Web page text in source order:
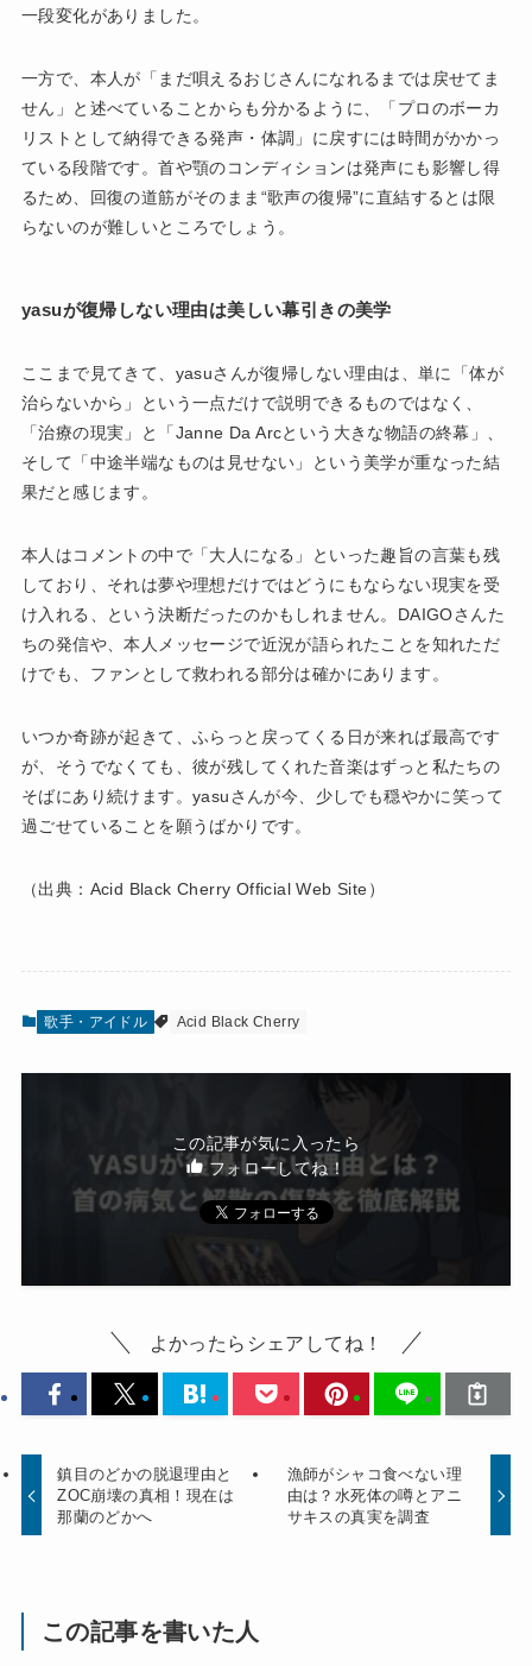
一段変化がありました。
一方で、本人が「まだ唄えるおじさんになれるまでは戻せてま
せん」と述べていることからも分かるように、「プロのボーカ
リストとして納得できる発声・体調」に戻すには時間がかかっ
ている段階です。首や顎のコンディションは発声にも影響し得
るため、回復の道筋がそのまま“歌声の復帰”に直結するとは限
らないのが難しいところでしょう。
yasuが復帰しない理由は美しい幕引きの美学
ここまで見てきて、yasuさんが復帰しない理由は、単に「体が
治らないから」という一点だけで説明できるものではなく、
「治療の現実」と「Janne Da Arcという大きな物語の終幕」、
そして「中途半端なものは見せない」という美学が重なった結
果だと感じます。
本人はコメントの中で「大人になる」といった趣旨の言葉も残
しており、それは夢や理想だけではどうにもならない現実を受
け入れる、という決断だったのかもしれません。DAIGOさんた
ちの発信や、本人メッセージで近況が語られたことを知れただ
けでも、ファンとして救われる部分は確かにあります。
いつか奇跡が起きて、ふらっと戻ってくる日が来れば最高です
が、そうでなくても、彼が残してくれた音楽はずっと私たちの
そばにあり続けます。yasuさんが今、少しでも穏やかに笑って
過ごせていることを願うばかりです。
（出典：Acid Black Cherry Official Web Site）
歌手・アイドル Acid Black Cherry
この記事が気に入ったら
フォローしてね！
よかったらシェアしてね！
鎮目のどかの脱退理由と
ZOC崩壊の真相！現在は
那蘭のどかへ
漁師がシャコ食べない理
由は？水死体の噂とアニ
サキスの真実を調査
この記事を書いた人